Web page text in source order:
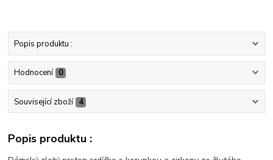
Popis produktu :
Hodnocení 0
Související zboží 4
Popis produktu :